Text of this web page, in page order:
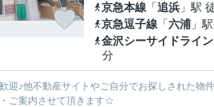
京急本線 「追浜 」駅
京急逗子線 「六浦 」
金沢シーサイドライン
分
迎♪他不動産サイトやご自分でお探しされた物
ご案内させて頂きます☆